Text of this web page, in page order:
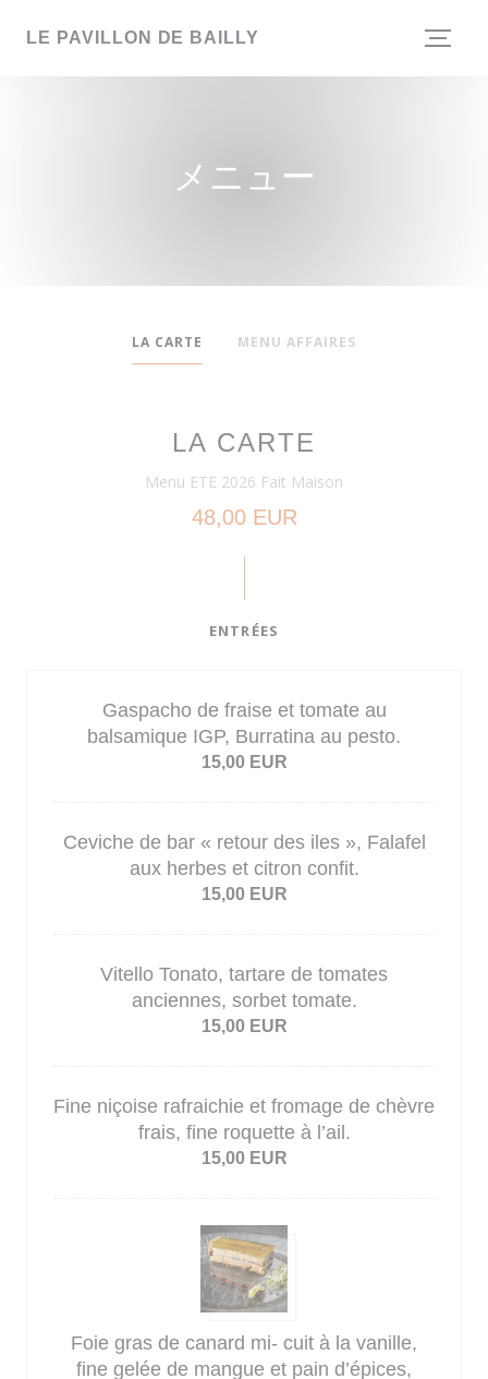
LE PAVILLON DE BAILLY
メニュー
LA CARTE MENU AFFAIRES
LA CARTE
Menu ETE 2026 Fait Maison
48,00 EUR
ENTRÉES
Gaspacho de fraise et tomate au
balsamique IGP, Burratina au pesto.
15,00 EUR
Ceviche de bar « retour des iles », Falafel
aux herbes et citron confit.
15,00 EUR
Vitello Tonato, tartare de tomates
anciennes, sorbet tomate.
15,00 EUR
Fine niçoise rafraichie et fromage de chèvre
frais, fine roquette à l’ail.
15,00 EUR
Foie gras de canard mi- cuit à la vanille,
fine gelée de mangue et pain d’épices,